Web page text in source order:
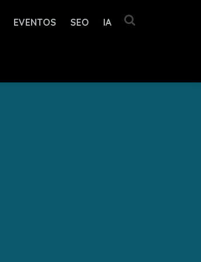
EVENTOS SEO IA